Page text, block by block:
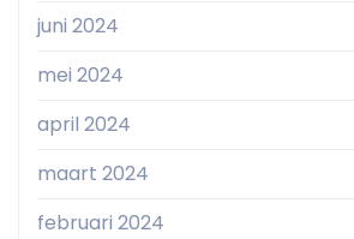
juni 2024
mei 2024
april 2024
maart 2024
februari 2024